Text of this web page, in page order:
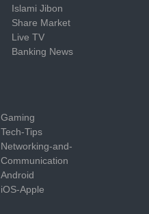
Islami Jibon
Share Market
Live TV
Banking News
Gaming
Tech-Tips
Networking-and-
Communication
Android
iOS-Apple